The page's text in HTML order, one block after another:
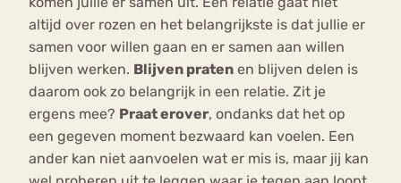
altijd over rozen en het belangrijkste is dat jullie er
samen voor willen gaan en er samen aan willen
blijven werken. Blijven praten en blijven delen is
daarom ook zo belangrijk in een relatie. Zit je
ergens mee? Praat erover, ondanks dat het op
een gegeven moment bezwaard kan voelen. Een
ander kan niet aanvoelen wat er mis is, maar jij kan